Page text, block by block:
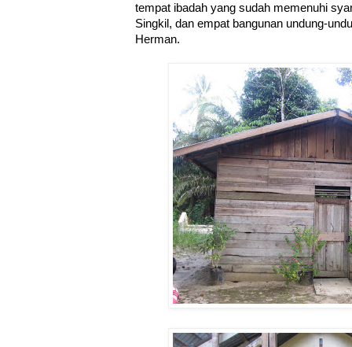
tempat ibadah yang sudah memenuhi
Singkil, dan empat bangunan undung-
Herman.